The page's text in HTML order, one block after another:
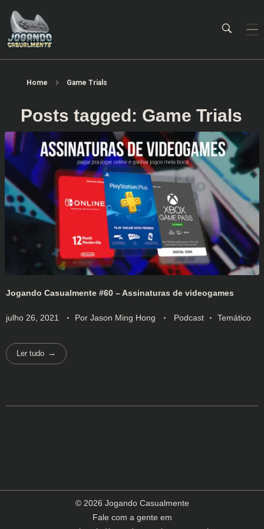
Home Game Trials
Posts tagged: Game Trials
Jogando Casualmente #60 – Assinaturas de videogames
julho 26, 2021 Por Jason Ming Hong Podcast Temático
Ler tudo
© 2026 Jogando Casualmente
Fale com a gente em